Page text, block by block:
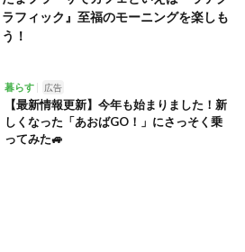
ラフィック』至福のモーニングを楽しも
う！
暮らす 広告
【最新情報更新】今年も始まりました！新
しくなった「あおばGO！」にさっそく乗
ってみた🚙